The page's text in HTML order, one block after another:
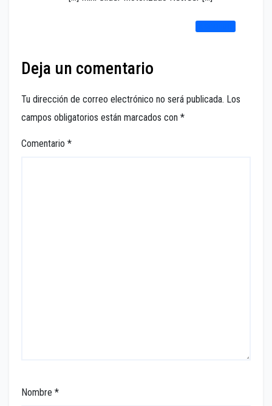
Deja un comentario
Tu dirección de correo electrónico no será publicada. Los
campos obligatorios están marcados con *
Comentario *
Nombre *